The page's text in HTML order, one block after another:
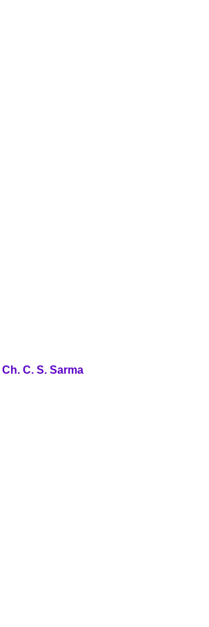
Ch. C. S. Sarma